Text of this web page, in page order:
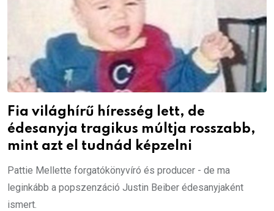
Fia világhírű híresség lett, de
édesanyja tragikus múltja rosszabb,
mint azt el tudnád képzelni
Pattie Mellette forgatókönyvíró és producer - de ma
leginkább a popszenzáció Justin Beiber édesanyjaként
ismert.